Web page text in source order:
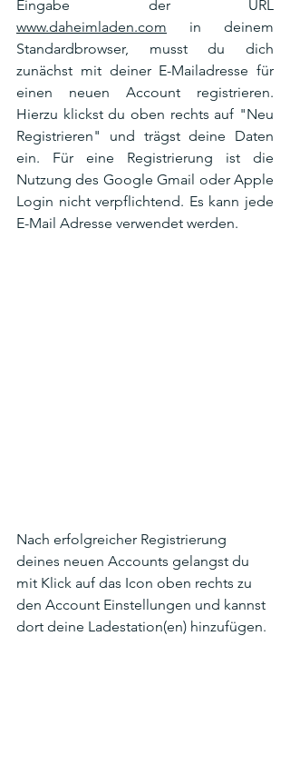
www.daheimladen.com in deinem
Standardbrowser, musst du dich
zunächst mit deiner E-Mailadresse für
einen neuen Account registrieren.
Hierzu klickst du oben rechts auf "Neu
Registrieren" und trägst deine Daten
ein. Für eine Registrierung ist die
Nutzung des Google Gmail oder Apple
Login nicht verpflichtend. Es kann jede
E-Mail Adresse verwendet werden.
Nach erfolgreicher Registrierung
deines neuen Accounts gelangst du
mit Klick auf das Icon oben rechts zu
den Account Einstellungen und kannst
dort deine Ladestation(en) hinzufügen.